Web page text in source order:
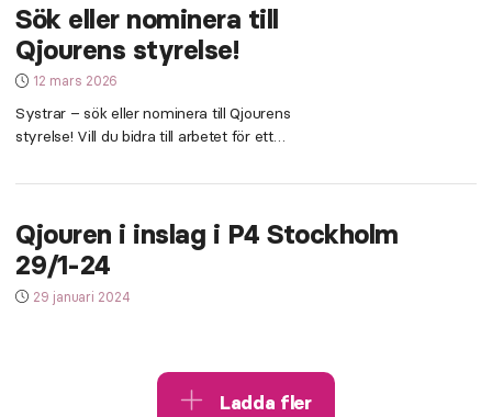
Sök eller nominera till
Qjourens styrelse!
12 mars 2026
Systrar – sök eller nominera till Qjourens
styrelse! Vill du bidra till arbetet för ett
kvinnor? Qjouren söker kvinnor som vill
tid, erfarenhet och kompetens. Styrelsen
arbetar strategiskt med
verksamhetsutveckling, budget och
påverkansarbete. Uppdraget innebär
Qjouren i inslag i P4 Stockholm
29/1-24
29 januari 2024
Ladda fler